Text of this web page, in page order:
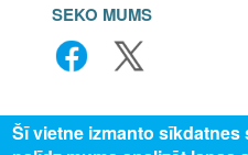
SEKO MUMS
Šī vietne izmanto